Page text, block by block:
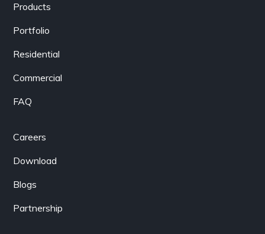
Products
Portfolio
Residential
Commercial
FAQ
Careers
Download
Blogs
Partnership